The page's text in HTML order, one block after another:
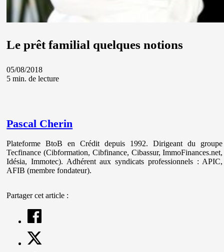
Le prêt familial quelques notions
05/08/2018
5 min. de lecture
Pascal Cherin
Plateforme BtoB en Crédit depuis 1992. Dirigeant du groupe
Tecfinance (Cibformation, Cibfinance, Cibassur, ImmoFinances.net,
Idésia, Immotec). Adhérent aux syndicats professionnels : APIC,
AFIB (membre fondateur).
Partager cet article :